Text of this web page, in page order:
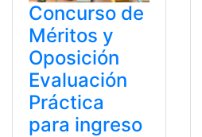
Concurso de
Méritos y
Oposición
Evaluación
Práctica
para ingreso